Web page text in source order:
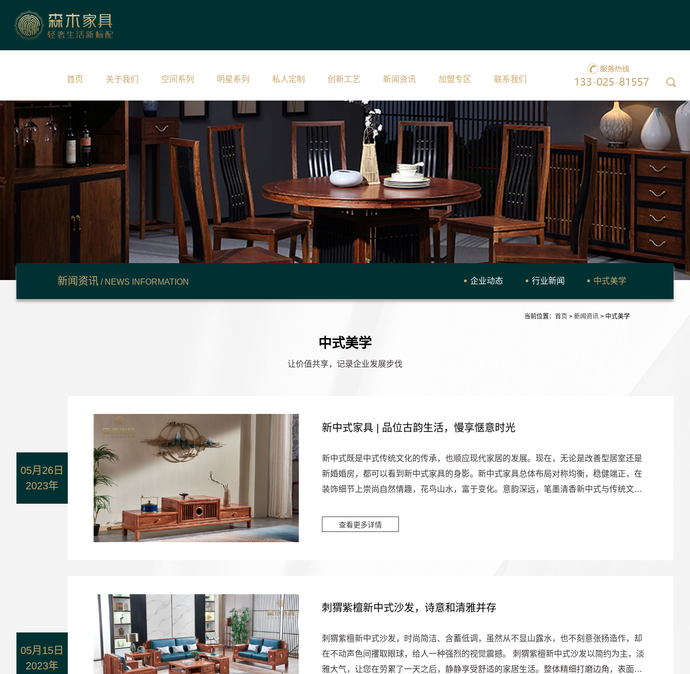
首页 关于我们 空间系列 明星系列 私人定制 创新工艺 新闻资讯 加盟专区 联系我们
新闻资讯 / NEWS INFORMATION 企业动态 行业新闻 中式美学
当前位置： 首页 > 新闻资讯 > 中式美学
中式美学
让价值共享，记录企业发展步伐
05月26日
2023年
新中式家具 | 品位古韵生活，慢享惬意时光
新中式既是中式传统文化的传承，也顺应现代家居的发展。现在，无论是改善型居室还是
新婚婚房，都可以看到新中式家具的身影。新中式家具总体布局对称均衡，稳健端正，在
装饰细节上崇尚自然情趣，花鸟山水，富于变化。意韵深远，笔墨清香新中式与传统文化
查看更多详情
05月15日
2023年
刺猬紫檀新中式沙发，诗意和清雅并存
刺猬紫檀新中式沙发，时尚简洁、含蓄低调，虽然从不显山露水，也不刻意张扬造作，却
在不动声色间攫取眼球，给人一种强烈的视觉震撼。 刺猬紫檀新中式沙发以简约为主，淡
雅大气，让您在劳累了一天之后，静静享受舒适的家居生活。整体精细打磨边角，表面圆